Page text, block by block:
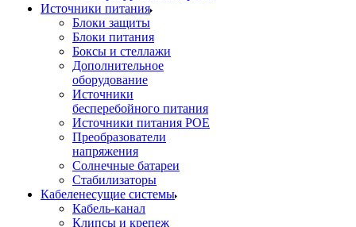
Источники питания
Блоки защиты
Блоки питания
Боксы и стеллажи
Дополнительное
оборудование
Источники
бесперебойного питания
Источники питания POE
Преобразователи
напряжения
Солнечные батареи
Стабилизаторы
Кабеленесущие системы
Кабель-канал
Клипсы и крепеж